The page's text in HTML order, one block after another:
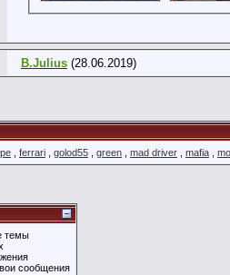
B.Julius (28.06.2019)
ferrari golod55 green mad driver mafia
темы
сообщения